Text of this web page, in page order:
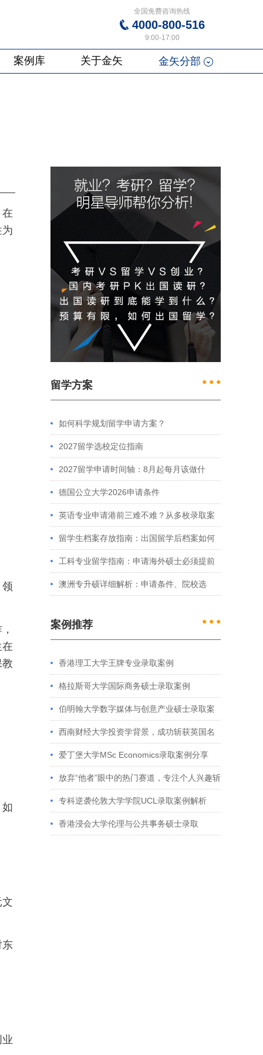
全国免费咨询热线
4000-800-516
9:00-17:00
案例库 关于金矢 金矢分部
东
留学方案 ● ● ●
如何科学规划留学申请方案？
2027留学选校定位指南
2027留学申请时间轴：8月起每月该做什
么？英、美、澳、港申请全攻略
德国公立大学2026申请条件
英语专业申请港前三难不难？从多枚录取案
例看港大、港中文申请要求
留学生档案存放指南：出国留学后档案如何
处理？留学服务中心常见问题解答
工科专业留学指南：申请海外硕士必须提前
准备的4件事
澳洲专升硕详细解析：申请条件、院校选
案例推荐 ● ● ●
香港理工大学王牌专业录取案例
格拉斯哥大学国际商务硕士录取案例
伯明翰大学数字媒体与创意产业硕士录取案
例 西南财经大学投资学背景，成功斩获英国名
校多份Offer
爱丁堡大学MSc Economics录取案例分享
放弃“他者”眼中的热门赛道，专注个人兴趣斩
获藤校offer｜成功跨专业申请经验分享
专科逆袭伦敦大学学院UCL录取案例解析
香港浸会大学伦理与公共事务硕士录取